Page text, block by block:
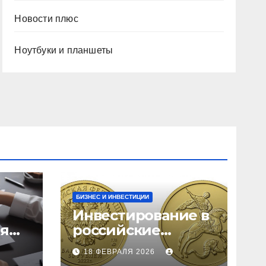
Новости плюс
Ноутбуки и планшеты
БИЗНЕС И ИНВЕСТИЦИИ
Инвестирование в
российские
золотые монеты:
подробное
18 ФЕВРАЛЯ 2026